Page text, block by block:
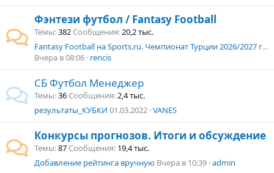
Фэнтези футбол / Fantasy Football
Темы 382 Сообщения 20,2 тыс.
Fantasy Football на Sports.ru. Чемпионат Турции 2026/2027 г. Суперлига
Вчера в 08:06 rencis
СБ Футбол Менеджер
Темы 36 Сообщения 2,4 тыс.
результаты_КУБКИ 01.03.2022 VANES
Конкурсы прогнозов. Итоги и обсуждение
Темы 87 Сообщения 19,4 тыс.
Добавление рейтинга вручную Вчера в 10:39 admin